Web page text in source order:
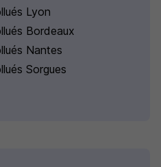
Lyon
Bordeaux
Nantes
Sorgues